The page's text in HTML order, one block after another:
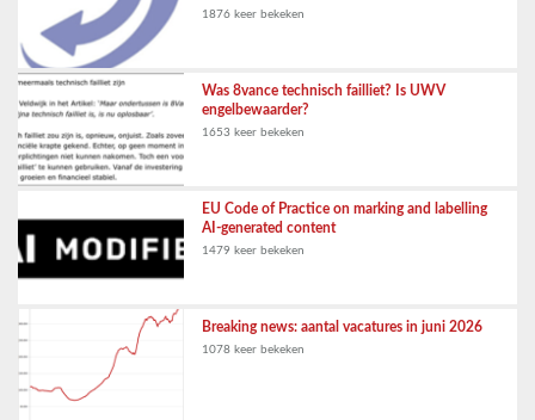
1876 keer bekeken
Was 8vance technisch failliet? Is UWV
engelbewaarder?
1653 keer bekeken
EU Code of Practice on marking and labelling
AI-generated content
1479 keer bekeken
Breaking news: aantal vacatures in juni 2026
1078 keer bekeken